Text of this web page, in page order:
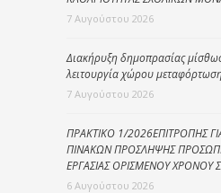
7 Αυγούστου 2026
Διακήρυξη δημοπρασίας
λειτουργία χώρου
7 Αυγούστου 2026
ΠΡΑΚΤΙΚΟ 1/2026ΕΠΙΤΡΟΠΗΣ
ΠΙΝΑΚΩΝ ΠΡΟΣΛΗΨΗΣ
ΕΡΓΑΣΙΑΣ ΟΡΙΣΜΕΝΟΥ ΧΡΟΝΟΥ
6 Αυγούστου 2026